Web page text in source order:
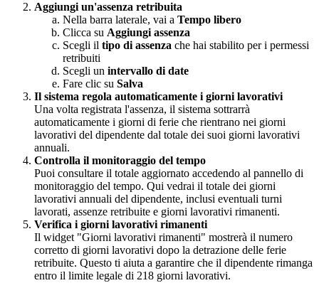
Aggiungi un'assenza retribuita
Nella barra laterale, vai a Tempo libero
Clicca su Aggiungi assenza
Scegli il tipo di assenza che hai stabilito per i permessi
retribuiti
Scegli un intervallo di date
Fare clic su Salva
Il sistema regola automaticamente i giorni lavorativi
Una volta registrata l'assenza, il sistema sottrarrà
automaticamente i giorni di ferie che rientrano nei giorni
lavorativi del dipendente dal totale dei suoi giorni lavorativi
annuali.
Controlla il monitoraggio del tempo
Puoi consultare il totale aggiornato accedendo al pannello di
monitoraggio del tempo. Qui vedrai il totale dei giorni
lavorativi annuali del dipendente, inclusi eventuali turni
lavorati, assenze retribuite e giorni lavorativi rimanenti.
Verifica i giorni lavorativi rimanenti
Il widget "Giorni lavorativi rimanenti" mostrerà il numero
corretto di giorni lavorativi dopo la detrazione delle ferie
retribuite. Questo ti aiuta a garantire che il dipendente rimanga
entro il limite legale di 218 giorni lavorativi.